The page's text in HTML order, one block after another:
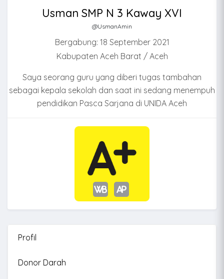
Usman SMP N 3 Kaway XVI
@UsmanAmin
Bergabung: 18 September 2021
Kabupaten Aceh Barat / Aceh
Saya seorang guru yang diberi tugas tambahan
sebagai kepala sekolah dan saat ini sedang menempuh
pendidikan Pasca Sarjana di UNIDA Aceh
Profil
Donor Darah